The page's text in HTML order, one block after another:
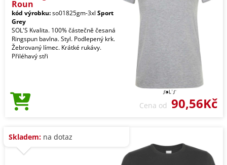
Roun
kód výrobku:so01825gm-3xl Sport
Grey
SOL'S Kvalita. 100% částečně česaná
Ringspun bavlna. Styl. Podlepený krk.
Žebrovaný límec. Krátké rukávy.
Přiléhavý stři
Cena od 90,56Kč
Skladem: na dotaz